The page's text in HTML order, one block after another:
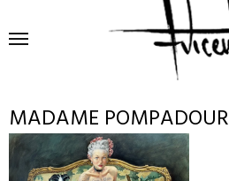
MADAME POMPADOUR
Este
producto